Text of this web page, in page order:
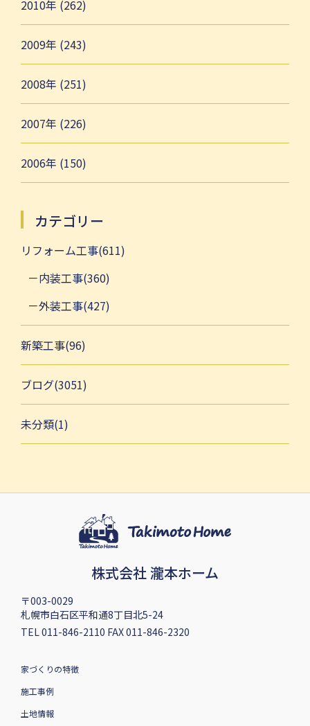
2010年 (262)
2009年 (243)
2008年 (251)
2007年 (226)
2006年 (150)
カテゴリー
リフォーム工事(611)
内装工事(360)
外装工事(427)
新築工事(96)
ブログ(3051)
未分類(1)
株式会社 瀧本ホーム
〒003-0029
札幌市白石区平和通8丁目北5-24
TEL 011-846-2110 FAX 011-846-2320
家づくりの特徴
施工事例
土地情報